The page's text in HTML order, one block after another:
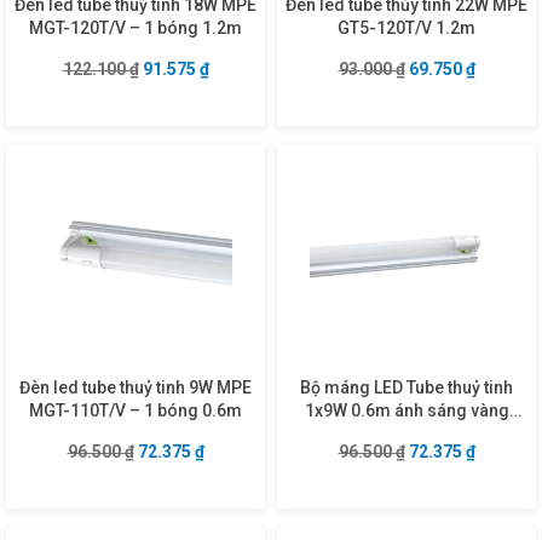
Đèn led tube thuỷ tinh 18W MPE
MGT-120T/V – 1 bóng 1.2m
122.100₫ Giá gốc là: 122.100 ₫.
91.575 ₫Giá hiện tại là: 91.575 ₫.
Đèn led tube thủy tinh 22W MPE
GT5-120T/V 1.2m
93.000₫ Giá gốc là:
69.750₫Giá hiện
Đèn led tube thuỷ tinh 9W MPE
MGT-110T/V – 1 bóng 0.6m
96.500₫ Giá gốc là: 96.500 ₫.
72.375 ₫Giá hiện tại là: 72.375 ₫.
Bộ máng LED Tube thuỷ tinh
1x9W 0.6m ánh sáng vàng
96.500₫ Giá gốc là:
72.375 ₫Giá hiện